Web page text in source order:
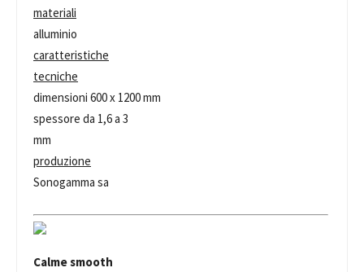
materiali
alluminio
caratteristiche
tecniche
dimensioni 600 x 1200 mm
spessore da 1,6 a 3
mm
produzione
Sonogamma sa
Calme smooth